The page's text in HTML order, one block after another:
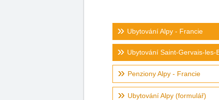
Ubytování Alpy - Francie
Ubytování Saint-Gervais-les-
Penziony Alpy - Francie
Ubytování Alpy (formulář)